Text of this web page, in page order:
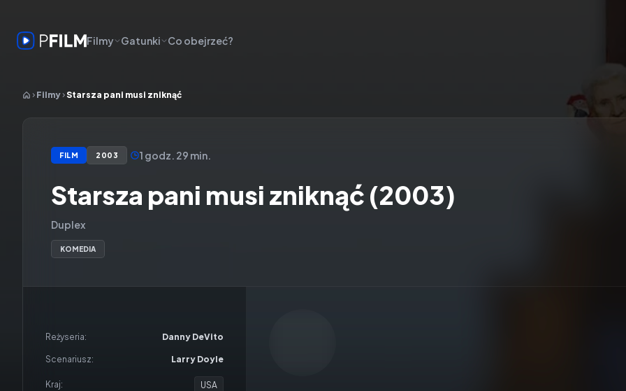
Filmy Gatunki Co obejrzeć?
Filmy Starsza pani musi zniknąć
FILM 2003 1 godz. 29 min.
Starsza pani musi zniknąć (2003)
Duplex
KOMEDIA
Reżyseria: Danny DeVito
Scenariusz: Larry Doyle
Kraj: USA